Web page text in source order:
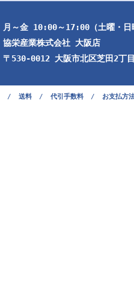
月～金 10:00～17:00（土曜・日
協栄産業株式会社 大阪店
〒530-0012 大阪市北区芝田2丁
/ 送料 / 代引手数料 / お支払方